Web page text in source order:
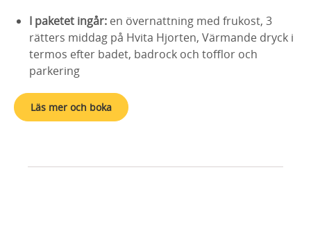
I paketet ingår: en övernattning med frukost, 3
rätters middag på Hvita Hjorten, Värmande dryck i
termos efter badet, badrock och tofflor och
parkering
Läs mer och boka